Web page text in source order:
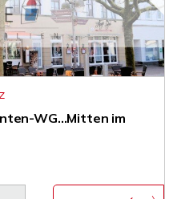
WG...Mitten im